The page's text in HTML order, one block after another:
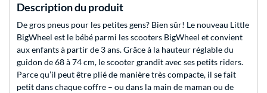
Description du produit
De gros pneus pour les petites gens? Bien sûr! Le nouveau Little
BigWheel est le bébé parmi les scooters BigWheel et convient
aux enfants à partir de 3 ans. Grâce à la hauteur réglable du
guidon de 68 à 74 cm, le scooter grandit avec ses petits riders.
Parce qu’il peut être plié de manière très compacte, il se fait
petit dans chaque coffre – ou dans la main de maman ou de